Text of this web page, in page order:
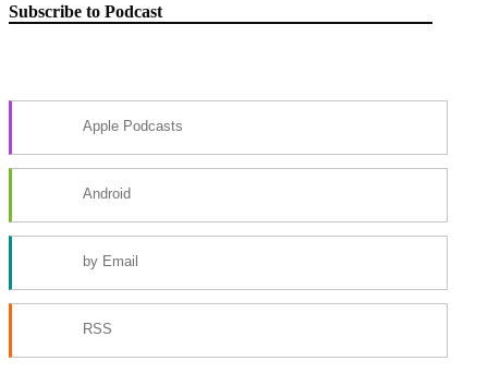
Subscribe to Podcast
Apple Podcasts
Android
by Email
RSS